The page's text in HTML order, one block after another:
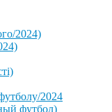
2024)
2024
футбол)